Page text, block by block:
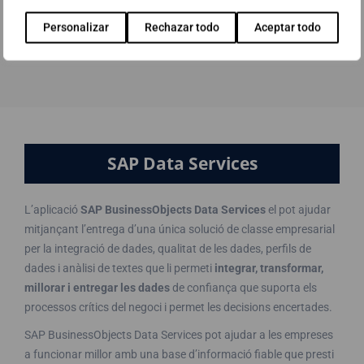
Personalizar Rechazar todo Aceptar todo
el control de decisió dels seus processos de negoci utilitzant
informació en temps real.
SAP Data Services
L’aplicació SAP BusinessObjects Data Servicesel pot ajudar
mitjançant l’entrega d’una única solució de classe empresarial
per la integració de dades, qualitat de les dades, perfils de
dades i anàlisi de textes que li permeti integrar, transformar,
millorar i entregar les dades de confiança que suporta els
processos crítics del negoci i permet les decisions encertades.
SAP BusinessObjects Data Services pot ajudar a les empreses
a funcionar millor amb una base d’informació fiable que presti